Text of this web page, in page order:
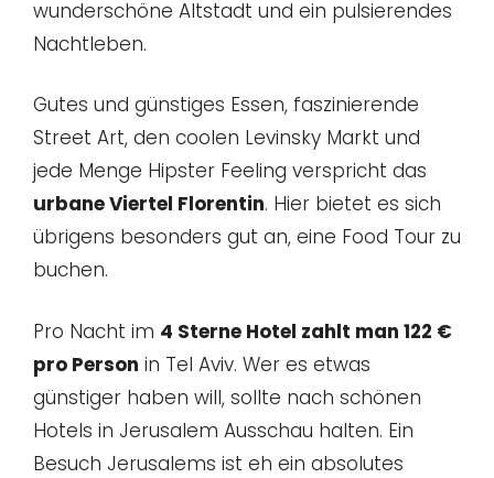
wunderschöne Altstadt und ein pulsierendes
Nachtleben.
Gutes und günstiges Essen, faszinierende
Street Art, den coolen Levinsky Markt und
jede Menge Hipster Feeling verspricht das
urbane Viertel Florentin. Hier bietet es sich
übrigens besonders gut an, eine Food Tour zu
buchen.
Pro Nacht im 4 Sterne Hotel zahlt man 122 €
pro Person in Tel Aviv. Wer es etwas
günstiger haben will, sollte nach schönen
Hotels in Jerusalem Ausschau halten. Ein
Besuch Jerusalems ist eh ein absolutes